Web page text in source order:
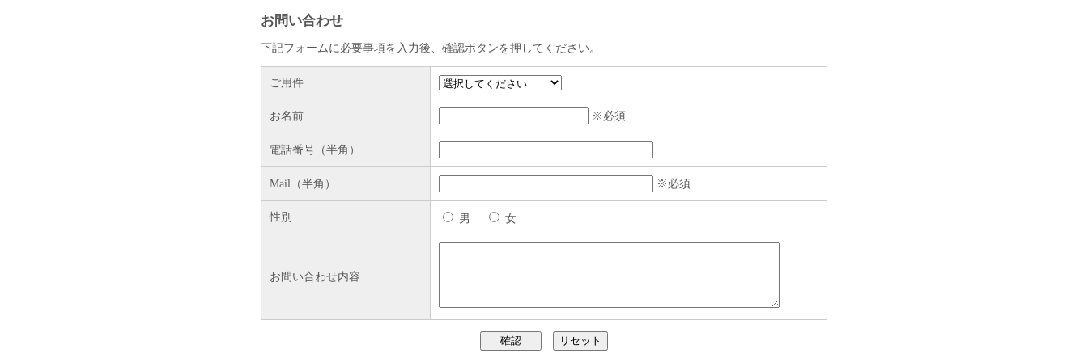
お問い合わせ
下記フォームに必要事項を入力後、確認ボタンを押してください。
ご用件
お名前 ※必須
電話番号（半角）
Mail（半角） ※必須
性別 男 女
お問い合わせ内容